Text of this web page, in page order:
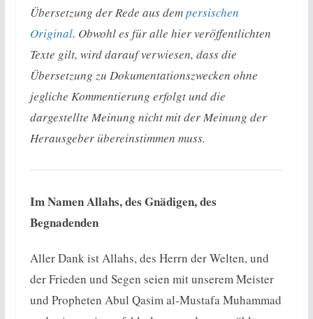
Übersetzung der Rede aus dempersischen
Original. Obwohl es für alle hier veröffentlichten
Texte gilt, wird darauf verwiesen, dass die
Übersetzung zu Dokumentationszwecken ohne
jegliche Kommentierung erfolgt und die
dargestellte Meinung nicht mit der Meinung der
Herausgeber übereinstimmen muss.
Im Namen Allahs, des Gnädigen, des
Begnadenden
Aller Dank ist Allahs, des Herrn der Welten, und
der Frieden und Segen seien mit unserem Meister
und Propheten Abul Qasim al-Mustafa Muhammad